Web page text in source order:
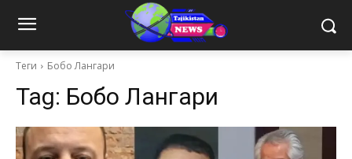
Теги Бобо Лангари
Tag: Бобо Лангари